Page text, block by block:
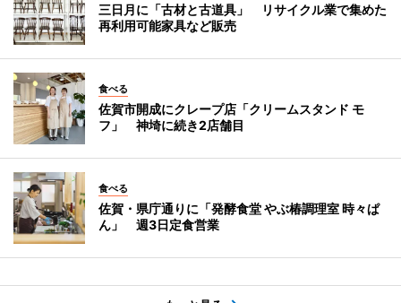
三日月に「古材と古道具」 リサイクル業で集めた
再利用可能家具など販売
食べる
佐賀市開成にクレープ店「クリームスタンド モ
フ」 神埼に続き2店舗目
食べる
佐賀・県庁通りに「発酵食堂 やぶ椿調理室 時々ぱ
ん」 週3日定食営業